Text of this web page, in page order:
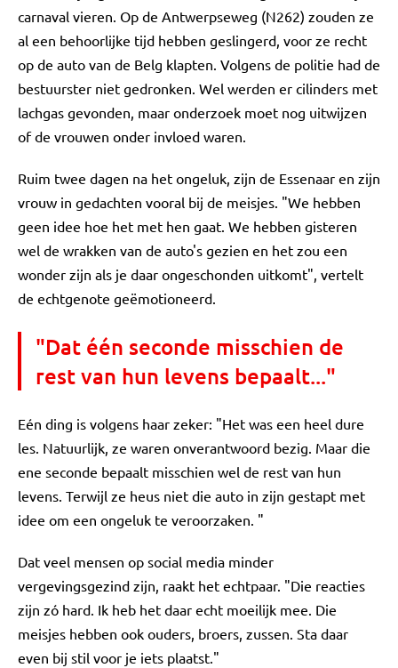
carnaval vieren. Op de Antwerpseweg (N262) zouden ze
al een behoorlijke tijd hebben geslingerd, voor ze recht
op de auto van de Belg klapten. Volgens de politie had de
bestuurster niet gedronken. Wel werden er cilinders met
lachgas gevonden, maar onderzoek moet nog uitwijzen
of de vrouwen onder invloed waren.
Ruim twee dagen na het ongeluk, zijn de Essenaar en zijn
vrouw in gedachten vooral bij de meisjes. "We hebben
geen idee hoe het met hen gaat. We hebben gisteren
wel de wrakken van de auto's gezien en het zou een
wonder zijn als je daar ongeschonden uitkomt", vertelt
de echtgenote geëmotioneerd.
"Dat één seconde misschien de
rest van hun levens bepaalt..."
Eén ding is volgens haar zeker: "Het was een heel dure
les. Natuurlijk, ze waren onverantwoord bezig. Maar die
ene seconde bepaalt misschien wel de rest van hun
levens. Terwijl ze heus niet die auto in zijn gestapt met
idee om een ongeluk te veroorzaken. "
Dat veel mensen op social media minder
vergevingsgezind zijn, raakt het echtpaar. "Die reacties
zijn zó hard. Ik heb het daar echt moeilijk mee. Die
meisjes hebben ook ouders, broers, zussen. Sta daar
even bij stil voor je iets plaatst."